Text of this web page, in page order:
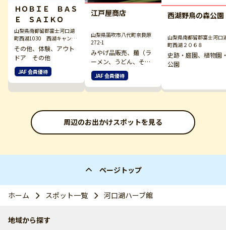
ＨＯＢＩＥ ＢＡＳ
Ｅ ＳＡＩＫＯ
山梨県南都留郡富士河口湖
町西湖1030 西湖キャンプ
ビレッジGNOME内 HOBIE
ベース
その他、体験、アウト
ドア その他
JAF 会員優待
江戸屋商店
山梨県笛吹市八代町奈良原
272-1
みやげ品販売、麺（ラ
ーメン、うどん、そ
ば）
JAF 会員優待
西湖野鳥の森公園
山梨県南都留郡富士河口
町西湖２０６８
史跡・庭園、植物園
公園
周辺のお出かけスポットを見る
ページトップ
ホーム スポット一覧 河口湖ハーブ館
地域から探す